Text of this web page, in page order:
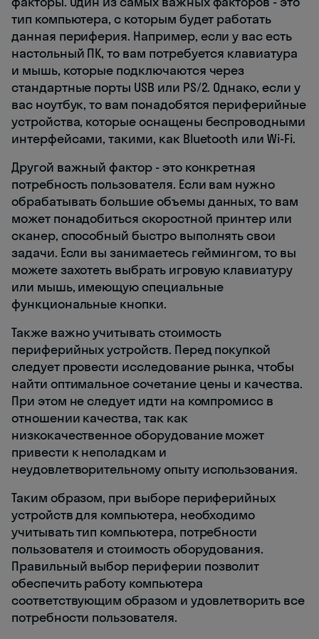
тип компьютера, с которым будет работать
данная периферия. Например, если у вас есть
настольный ПК, то вам потребуется клавиатура
и мышь, которые подключаются через
стандартные порты USB или PS/2. Однако, если у
вас ноутбук, то вам понадобятся периферийные
устройства, которые оснащены беспроводными
интерфейсами, такими, как Bluetooth или Wi-Fi.
Другой важный фактор - это конкретная
потребность пользователя. Если вам нужно
обрабатывать большие объемы данных, то вам
может понадобиться скоростной принтер или
сканер, способный быстро выполнять свои
задачи. Если вы занимаетесь геймингом, то вы
можете захотеть выбрать игровую клавиатуру
или мышь, имеющую специальные
функциональные кнопки.
Также важно учитывать стоимость
периферийных устройств. Перед покупкой
следует провести исследование рынка, чтобы
найти оптимальное сочетание цены и качества.
При этом не следует идти на компромисс в
отношении качества, так как
низкокачественное оборудование может
привести к неполадкам и
неудовлетворительному опыту использования.
Таким образом, при выборе периферийных
устройств для компьютера, необходимо
учитывать тип компьютера, потребности
пользователя и стоимость оборудования.
Правильный выбор периферии позволит
обеспечить работу компьютера
соответствующим образом и удовлетворить все
потребности пользователя.